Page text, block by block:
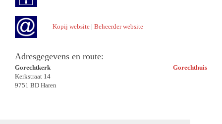
Kopij website | Beheerder website
Adresgegevens en route:
Gorechtkerk
Gorechthuis
Kerkstraat 14
9751 BD Haren